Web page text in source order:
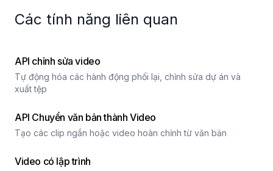
Các tính năng liên quan
API chỉnh sửa video
Tự động hóa các hành động phối lại, chỉnh sửa dự án và
xuất tệp
API Chuyển văn bản thành Video
Tạo các clip ngắn hoặc video hoàn chỉnh từ văn bản
Video có lập trình